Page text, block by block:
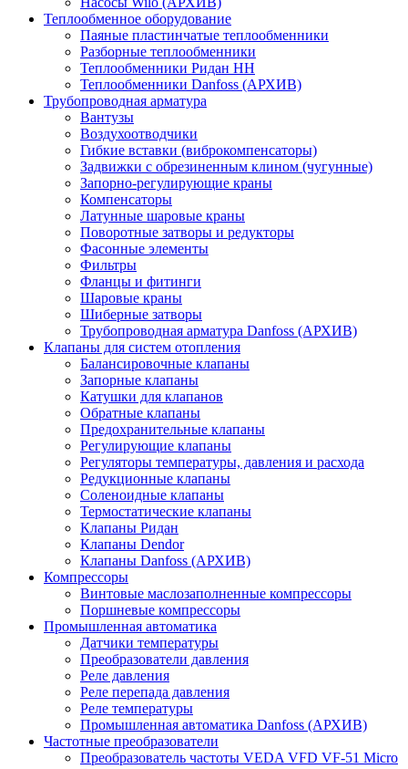
Теплообменное оборудование
Паяные пластинчатые теплообменники
Разборные теплообменники
Теплообменники Ридан НН
Теплообменники Danfoss (АРХИВ)
Трубопроводная арматура
Вантузы
Воздухоотводчики
Гибкие вставки (виброкомпенсаторы)
Задвижки с обрезиненным клином (чугунные)
Запорно-регулирующие краны
Компенсаторы
Латунные шаровые краны
Поворотные затворы и редукторы
Фасонные элементы
Фильтры
Фланцы и фитинги
Шаровые краны
Шиберные затворы
Трубопроводная арматура Danfoss (АРХИВ)
Клапаны для систем отопления
Балансировочные клапаны
Запорные клапаны
Катушки для клапанов
Обратные клапаны
Предохранительные клапаны
Регулирующие клапаны
Регуляторы температуры, давления и расхода
Редукционные клапаны
Соленоидные клапаны
Термостатические клапаны
Клапаны Ридан
Клапаны Dendor
Клапаны Danfoss (АРХИВ)
Компрессоры
Винтовые маслозаполненные компрессоры
Поршневые компрессоры
Промышленная автоматика
Датчики температуры
Преобразователи давления
Реле давления
Реле перепада давления
Реле температуры
Промышленная автоматика Danfoss (АРХИВ)
Частотные преобразователи
Преобразователь частоты VEDA VFD VF-51 Micro